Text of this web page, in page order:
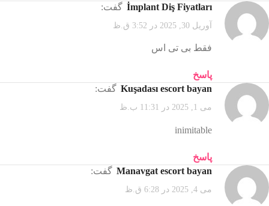
İmplant Diş Fiyatları
گفت:
آوریل 30, 2025 در 3:52 ق.ظ
فقط بی تی اس
پاسخ
kuşadası escort bayan
گفت:
می 1, 2025 در 11:31 ب.ظ
inimitable
پاسخ
manavgat escort bayan
گفت:
می 4, 2025 در 6:28 ق.ظ